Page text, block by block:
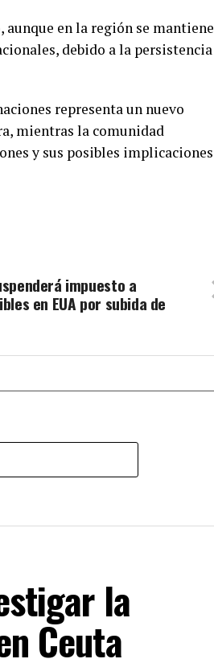
en la región se mantiene
debido a la persistencia
representa un nuevo
mientras la comunidad
y sus posibles implicaciones
impuesto a
en EUA por subida de
la
Ceuta